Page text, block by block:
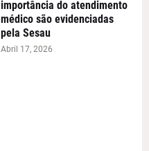
importância do atendimento
médico são evidenciadas
pela Sesau
Abril 17, 2026